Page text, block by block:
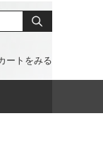
ートをみる